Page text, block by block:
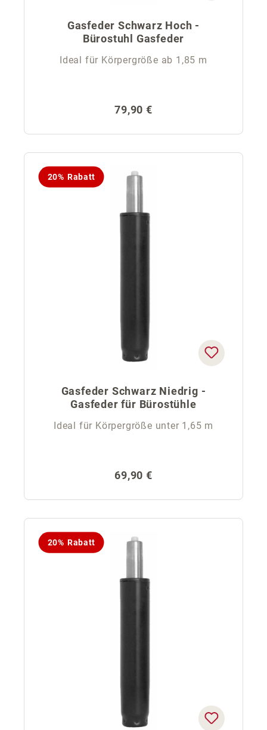
Gasfeder Schwarz Hoch -
Bürostuhl Gasfeder
Ideal für Körpergröße ab 1,85 m
Regulärer Preis:
79,90 €
20% Rabatt
Gasfeder Schwarz Niedrig -
Gasfeder für Bürostühle
Ideal für Körpergröße unter 1,65 m
Regulärer Preis:
69,90 €
20% Rabatt